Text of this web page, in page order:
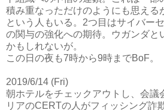
積み重なっただけのようにも思える
という人もいる。2つ目はサイバー
の関与の強化への期待。ウガンダと
かもしれないが。
この日の夜も7時から9時までBoF。
2019/6/14 (Fri)
朝ホテルをチェックアウトし、会議
リアのCERTの人がフィッシング詐